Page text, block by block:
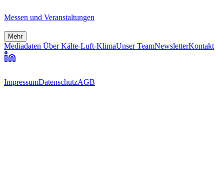
Messen und Veranstaltungen
Mehr
Mediadaten Über Kälte-Luft-KlimaUnser TeamNewsletterKontakt
ImpressumDatenschutzAGB